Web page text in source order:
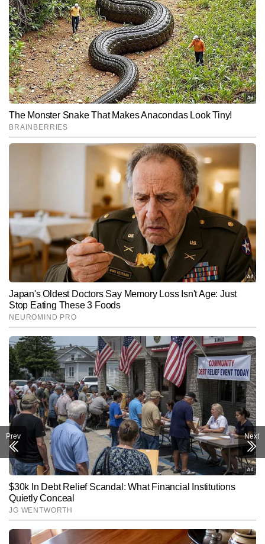
लाइफस्टाइल राइटर हैं। यात्राओं के प्रति उनका गहरा जुनून और नई जगहों को
समझने–परखने की क्षमता उनकी लेखन शैली को बेहद जीवंत और पाठकों से जोड़ने
वाली बनाती है। वे ऑफबीट डेस्टिनेशन, लोकल कल्चर, हेरिटेज साइट्स, रोड
ट्रिप्स, फूड जर्नी और बजट ट्रैवल जैसे विषयों पर मजबूत पकड़ रखते हैं। प्रभात
की स्टोरीज़ सिर्फ जानकारी नहीं देतीं, बल्कि यात्रा के माहौल, भाव और अनुभव को
भी महसूस कराती हैं। अब तक 7,000 से अधिक कंटेंट लिख चुके प्रभात अपनी
सहज भाषा, प्रामाणिक जानकारी और अनुभव-आधारित दृष्टिकोण के लिए जाने जाते
हैं।
और पढ़ें
Follow Us:
Subscribe to our daily Newsletter!
SUBMIT
Prev Next